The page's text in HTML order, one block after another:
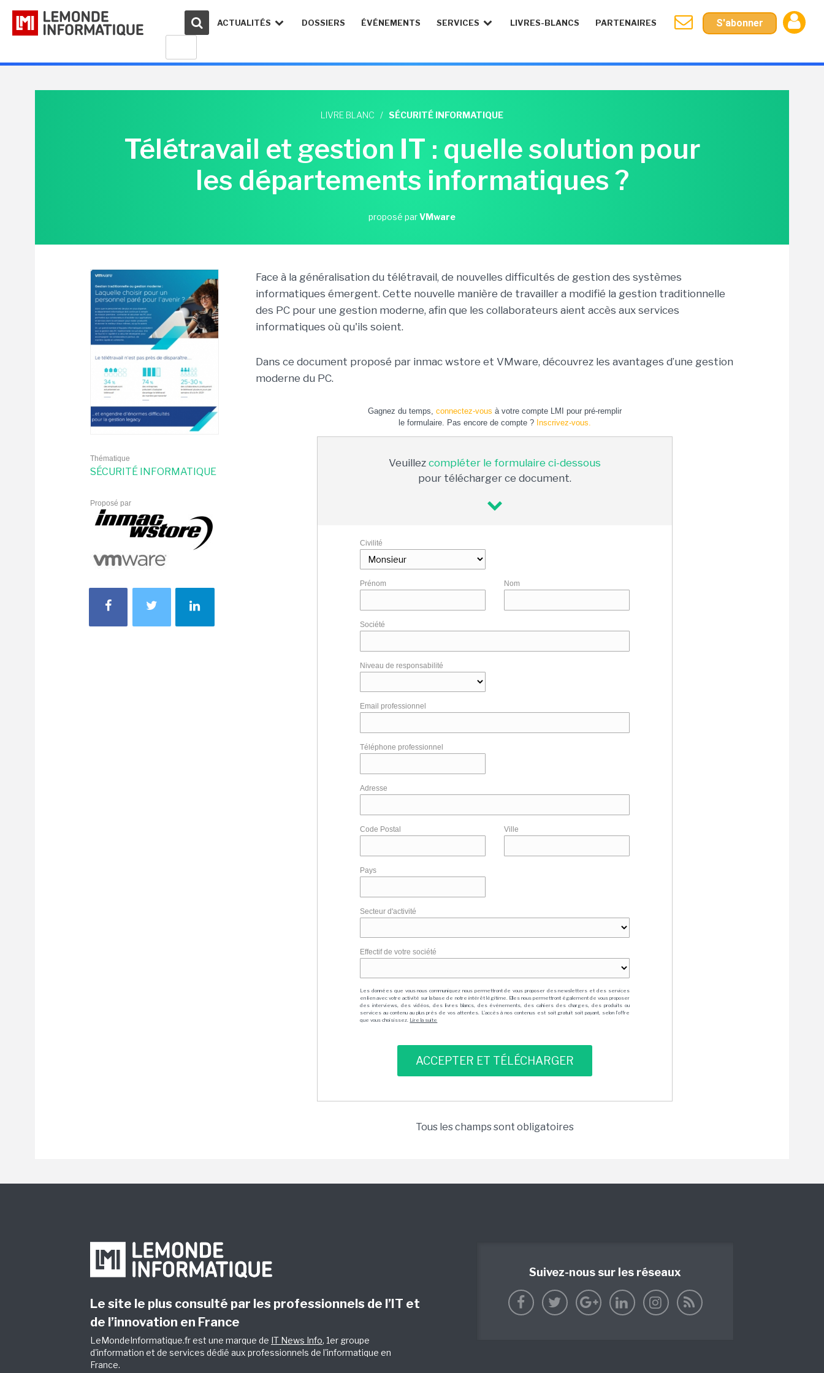
ACTUALITÉS DOSSIERS ÉVÉNEMENTS SERVICES LIVRES-BLANCS PARTENAIRES S'abonner
LIVRE BLANC / SÉCURITÉ INFORMATIQUE
Télétravail et gestion IT : quelle solution pour
les départements informatiques ?
proposé parVMware
Thématique
SÉCURITÉ INFORMATIQUE
Proposé par
Face à la généralisation du télétravail, de nouvelles difficultés de gestion des systèmes
informatiques émergent. Cette nouvelle manière de travailler a modifié la gestion traditionnelle
des PC pour une gestion moderne, afin que les collaborateurs aient accès aux services
informatiques où qu'ils soient.
Dans ce document proposé par inmac wstore et VMware, découvrez les avantages d’une gestion
moderne du PC.
Gagnez du temps, connectez-vous à votre compte LMI pour pré-remplir
le formulaire. Pas encore de compte ? Inscrivez-vous.
Veuillez compléter le formulaire ci-dessous
pour télécharger ce document.
Civilité
Prénom Nom
Société
Niveau de responsabilité
Email professionnel
Téléphone professionnel
Adresse
Code Postal Ville
Pays
Secteur d'activité
Effectif de votre société
Les données que vous nous communiquez nous permettront de vous proposer des newsletters et des services
en lien avec votre activité sur la base de notre intérêt légitime. Elles nous permettront également de vous proposer
des interviews, des vidéos, des livres blancs, des événements, des cahiers des charges, des produits ou
services au contenu au plus près de vos attentes. L'accès à nos contenus est soit gratuit soit payant, selon l'offre
que vous choisissez. Lire la suite
Tous les champs sont obligatoires
Le site le plus consulté par les professionnels de l’IT et
de l’innovation en France
LeMondeInformatique.fr est une marque de IT News Info, 1er groupe
d'information et de services dédié aux professionnels de l'informatique en
France.
Suivez-nous sur les réseaux